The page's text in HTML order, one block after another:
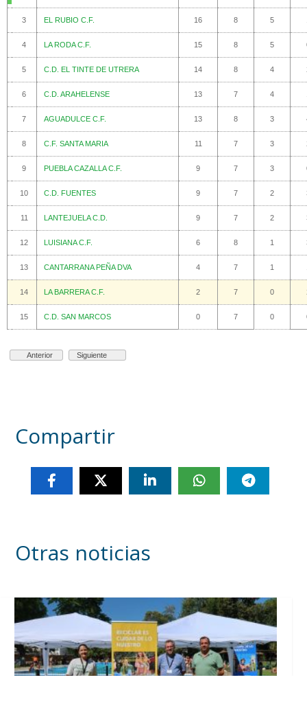
3 EL RUBIO C.F. 16 8 5
4 LA RODA C.F. 15 8 5
5 C.D. EL TINTE DE UTRERA 14 8 4
6 C.D. ARAHELENSE 13 7 4
7 AGUADULCE C.F. 13 8 3
8 C.F. SANTA MARIA 11 7 3
9 PUEBLA CAZALLA C.F. 9 7 3
10 C.D. FUENTES 9 7 2
11 LANTEJUELA C.D. 9 7 2
12 LUISIANA C.F. 6 8 1
13 CANTARRANA PEÑA DVA 4 7 1
14 LA BARRERA C.F. 2 7 0
15 C.D. SAN MARCOS 0 7 0
Anterior Siguiente
Compartir
Otras noticias